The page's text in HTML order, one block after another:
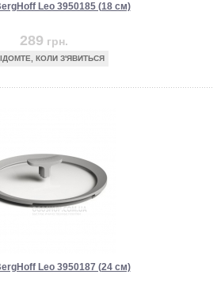
Leo 3950185 (18 см)
289 грн.
КОЛИ З'ЯВИТЬСЯ
Leo 3950187 (24 см)